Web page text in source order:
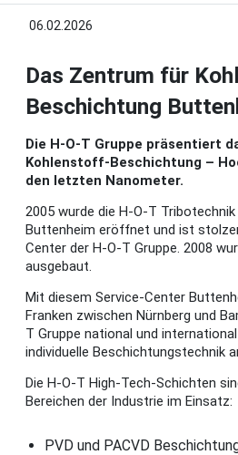
06.02.2026
Das Zentrum für
Beschichtung
Die H-O-T Gruppe präsentiert
Kohlenstoff-Beschichtung –
den letzten Nanometer.
2005 wurde die H-O-T Tribotechnik
Buttenheim eröffnet und ist
Center der H-O-T Gruppe. 2008
ausgebaut.
Mit diesem Service-Center
Franken zwischen Nürnberg und
T Gruppe national und
individuelle Beschichtungstechnik
Die H-O-T High-Tech-Schichten
Bereichen der Industrie im Einsatz:
PVD und PACVD